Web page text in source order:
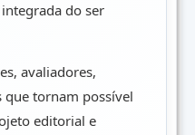
do ser
avaliadores,
que tornam possível
editorial e